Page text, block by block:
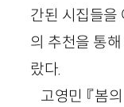
간된 시집들을
의 추천을 통
랐다.
고영민 『봄